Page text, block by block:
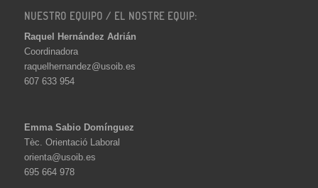
NUESTRO EQUIPO / EL NOSTRE EQUIP:
Raquel Hernández Adrián
Coordinadora
raquelhernandez@usoib.es
607 633 954
Emma Sabio Domínguez
Tèc. Orientació Laboral
orienta@usoib.es
695 664 978